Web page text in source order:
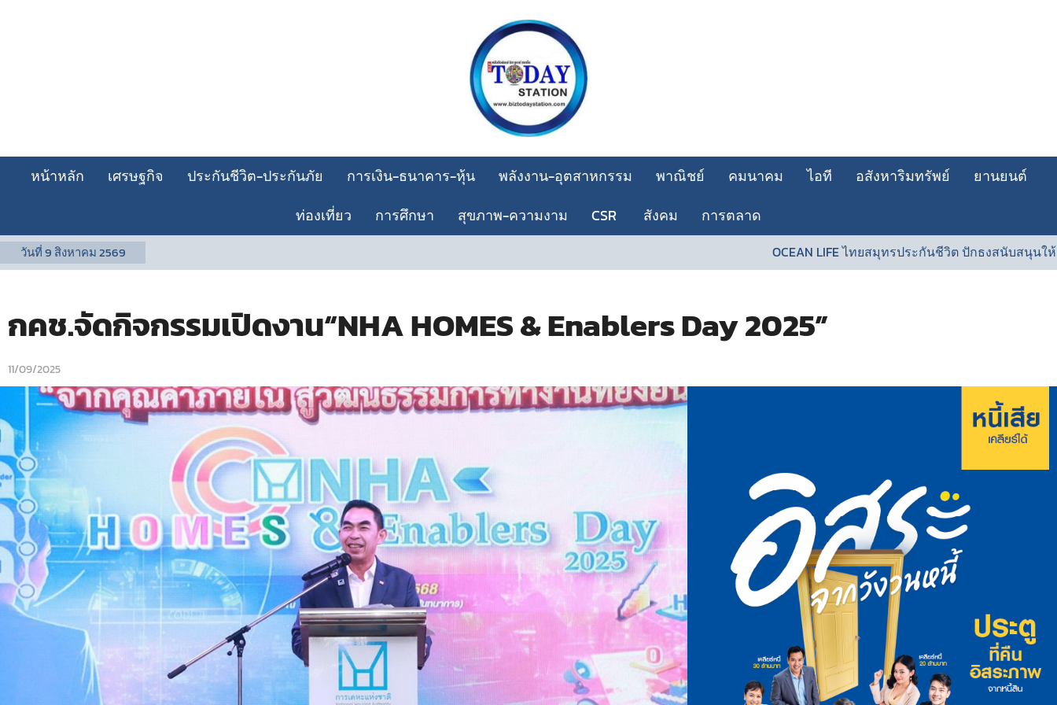
หน้าหลัก เศรษฐกิจ ประกันชีวิต-ประกันภัย การเงิน-ธนาคาร-หุ้น พลังงาน-อุตสาหกรรม พาณิชย์ คมนาคม ไอที อสังหาริมทรัพย์
ยานยนต์
ท่องเที่ยว
การศึกษา สุขภาพ-ความงาม CSR สังคม การตลาด
วันที่9 สิงหาคม 2569 OCEAN LIFE ไทยสมุทรประกันชีวิต ปักธงสนับสนุนให้คนไทยสุขภาพ
กคช.จัดกิจกรรมเปิดงาน“NHA HOMES & Enablers Day 2025”
11/09/2025